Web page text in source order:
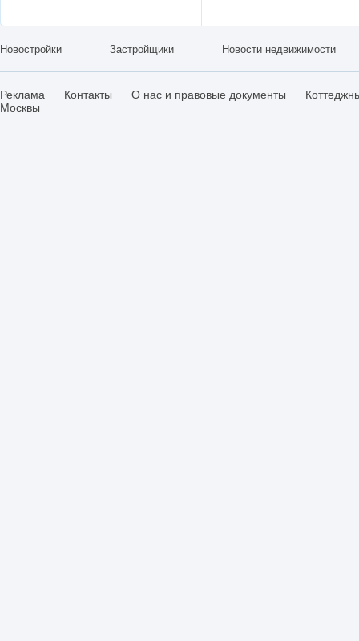
Новостройки Застройщики Новости недвижимости
Реклама Контакты О нас и правовые документы
Москвы